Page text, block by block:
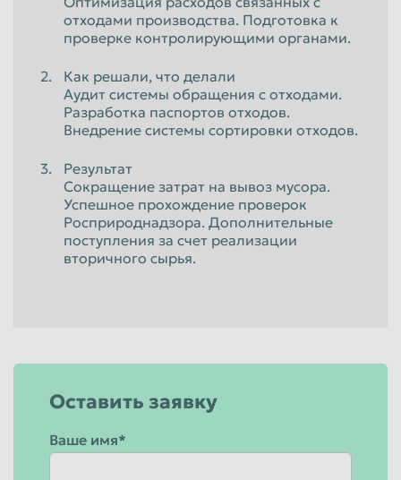
отходами производства. Подготовка к
проверке контролирующими органами.
Как решали, что делали
Аудит системы обращения с отходами.
Разработка паспортов отходов.
Внедрение системы сортировки отходов.
Результат
Сокращение затрат на вывоз мусора.
Успешное прохождение проверок
Росприроднадзора. Дополнительные
поступления за счет реализации
вторичного сырья.
Оставить заявку
Ваше имя*